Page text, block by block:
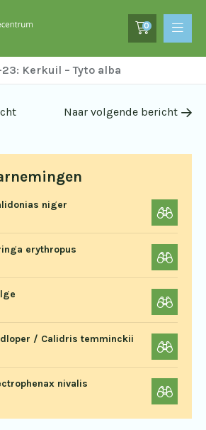
0
Kerkuil – Tyto alba
niger
erythropus
/ Calidris temminckii
nivalis
Naar volgende bericht